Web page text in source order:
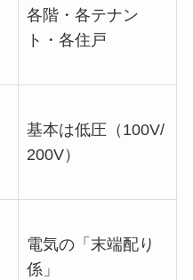
各階・各テナン
ト・各住戸
基本は低圧（100V/
200V）
電気の「末端配り
係」